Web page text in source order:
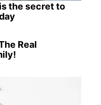
the secret to
Real